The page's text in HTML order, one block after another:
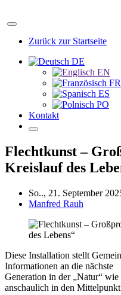
Zurück zur Startseite
DE
EN
FR
ES
PO
Kontakt
Flechtkunst –
Kreislauf des
So.., 21. September
Manfred Rauh
Diese Installation stellt
Informationen an die nächste
Generation in der „Natur“
anschaulich in den